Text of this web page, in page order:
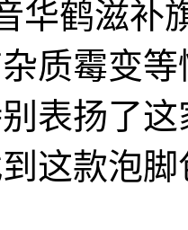
华鹤滋补
质霉变
表扬了
这款泡